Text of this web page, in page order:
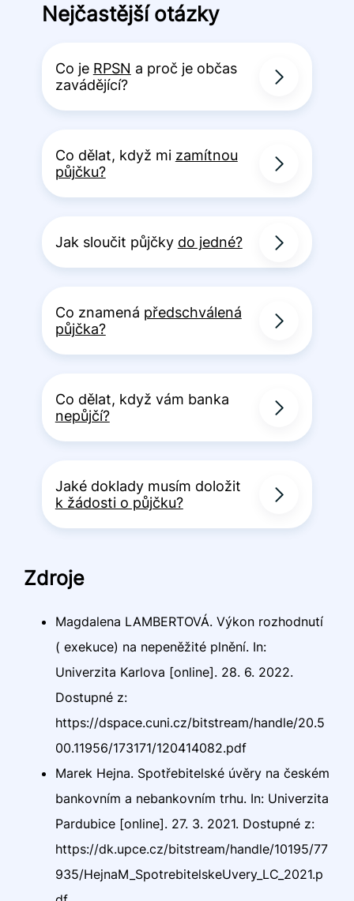
Nejčastější otázky
Co je RPSN a proč je občas
zavádějící?
Co dělat, když mi zamítnou
půjčku?
Jak sloučit půjčky do jedné?
Co znamená předschválená
půjčka?
Co dělat, když vám banka
nepůjčí?
Jaké doklady musím doložit
k žádosti o půjčku?
Zdroje
Magdalena LAMBERTOVÁ. Výkon rozhodnutí
( exekuce) na nepeněžité plnění. In:
Univerzita Karlova [online]. 28. 6. 2022.
Dostupné z:
https://dspace.cuni.cz/bitstream/handle/20.5
00.11956/173171/120414082.pdf
Marek Hejna. Spotřebitelské úvěry na českém
bankovním a nebankovním trhu. In: Univerzita
Pardubice [online]. 27. 3. 2021. Dostupné z:
https://dk.upce.cz/bitstream/handle/10195/77
935/HejnaM_SpotrebitelskeUvery_LC_2021.p